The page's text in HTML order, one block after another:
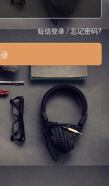
短信登录 /忘记密码?